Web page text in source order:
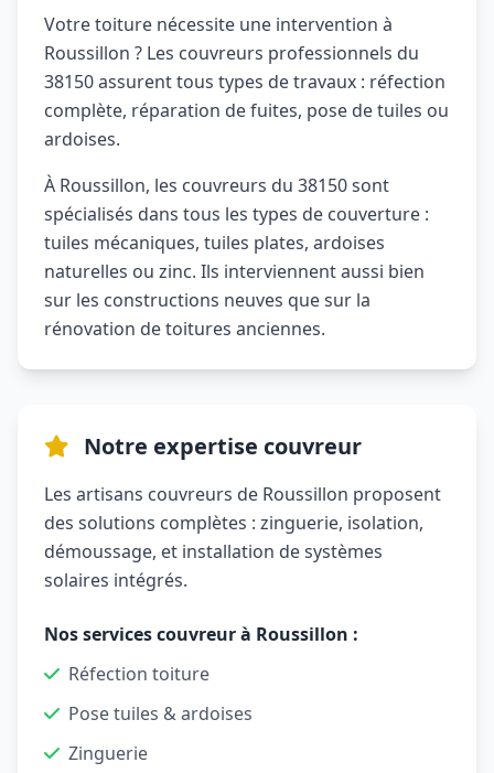
Votre toiture nécessite une intervention à
Roussillon ? Les couvreurs professionnels du
38150 assurent tous types de travaux : réfection
complète, réparation de fuites, pose de tuiles ou
ardoises.
À Roussillon, les couvreurs du 38150 sont
spécialisés dans tous les types de couverture :
tuiles mécaniques, tuiles plates, ardoises
naturelles ou zinc. Ils interviennent aussi bien
sur les constructions neuves que sur la
rénovation de toitures anciennes.
Notre expertise couvreur
Les artisans couvreurs de Roussillon proposent
des solutions complètes : zinguerie, isolation,
démoussage, et installation de systèmes
solaires intégrés.
Nos services couvreur à Roussillon :
Réfection toiture
Pose tuiles & ardoises
Zinguerie